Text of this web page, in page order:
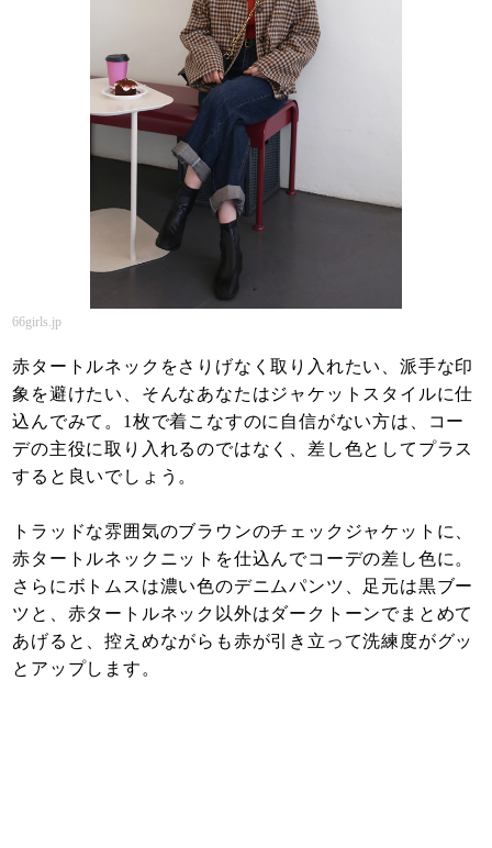
66girls.jp
赤タートルネックをさりげなく取り入れたい、派手な印
象を避けたい、そんなあなたはジャケットスタイルに仕
込んでみて。1枚で着こなすのに自信がない方は、コー
デの主役に取り入れるのではなく、差し色としてプラス
すると良いでしょう。
トラッドな雰囲気のブラウンのチェックジャケットに、
赤タートルネックニットを仕込んでコーデの差し色に。
さらにボトムスは濃い色のデニムパンツ、足元は黒ブー
ツと、赤タートルネック以外はダークトーンでまとめて
あげると、控えめながらも赤が引き立って洗練度がグッ
とアップします。